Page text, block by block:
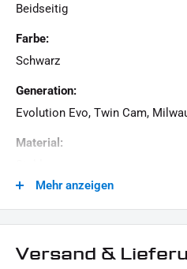
Beidseitig
Farbe:
Schwarz
Generation:
Evolution Evo, Twin Cam,
Material:
Modellreihe:
Mehr anzeigen
Versand &